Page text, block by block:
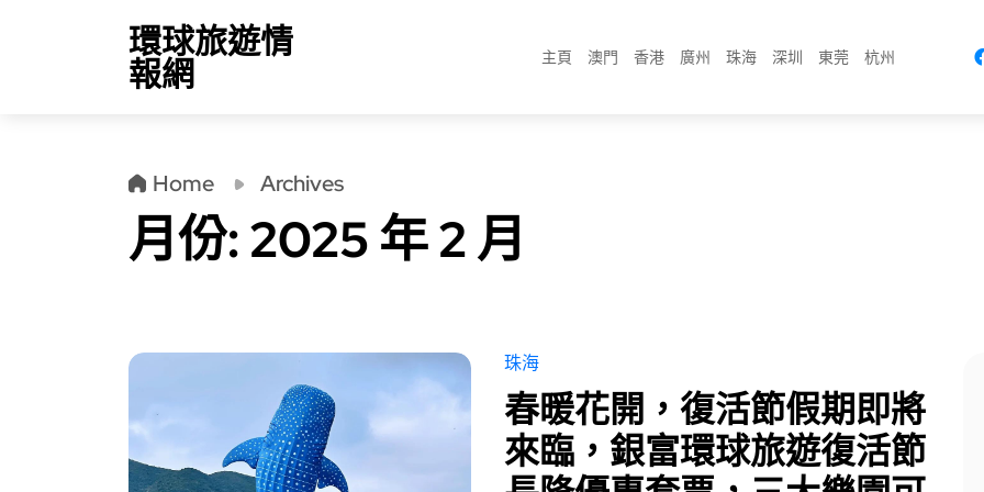
環球旅遊情
報網 主頁 澳門 香港 廣州 珠海 深圳 東莞 杭州
Home Archives
月份:2025 年 2 月
珠海
春暖花開，復活節假期即將
來臨，銀富環球旅遊復活節